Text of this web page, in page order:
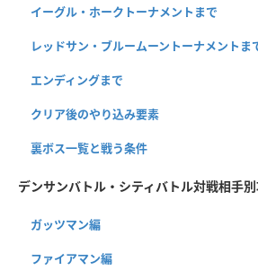
イーグル・ホークトーナメントまで
レッドサン・ブルームーントーナメントま
エンディングまで
クリア後のやり込み要素
裏ボス一覧と戦う条件
デンサンバトル・シティバトル対戦相手
ガッツマン編
ファイアマン編